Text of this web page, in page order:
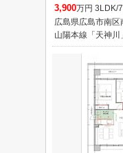
3,900万円 3LDK/
広島県広島市南区
山陽本線「天神